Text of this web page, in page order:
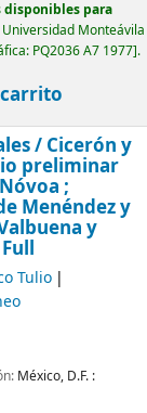
para
Monteávila
PQ2036 A7 1977 .
/Cicerón y
preliminar
;
Menéndez y
y
Tulio
México, D.F. :